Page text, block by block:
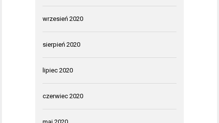
wrzesień 2020
sierpień 2020
lipiec 2020
czerwiec 2020